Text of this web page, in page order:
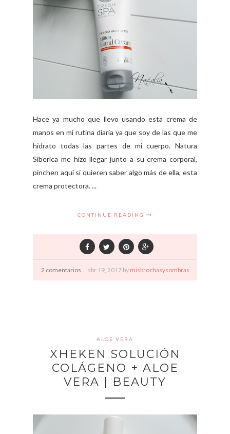
Hace ya mucho que llevo usando esta crema de
manos en mi rutina diaria ya que soy de las que me
hidrato todas las partes de mi cuerpo. Natura
Siberica me hizo llegar junto a su crema corporal,
pinchen aquí si quieren saber algo más de ella, esta
crema protectora. ...
CONTINUE READING
2 comentarios abr 19, 2017 by misbrochasysombras
ALOE VERA
XHEKEN SOLUCIÓN
COLÁGENO + ALOE
VERA | BEAUTY